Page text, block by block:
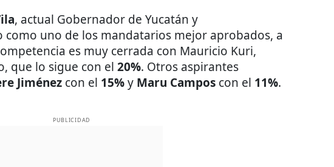
, actual Gobernador de Yucatán y
uno de los mandatarios mejor aprobados, a
es muy cerrada con Mauricio Kuri,
que lo sigue con el 20%. Otros aspirantes
Jiménez con el 15%y Maru Campos con el 11%.
PUBLICIDAD